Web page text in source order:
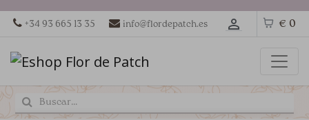
+34 93 665 13 35 info@flordepatch.es € 0